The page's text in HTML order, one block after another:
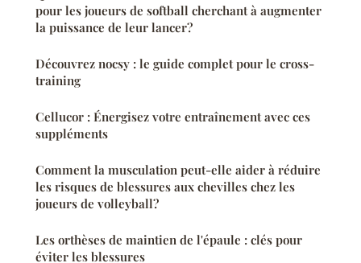
pour les joueurs de softball cherchant à augmenter
la puissance de leur lancer?
Découvrez nocsy : le guide complet pour le cross-
training
Cellucor : Énergisez votre entraînement avec ces
suppléments
Comment la musculation peut-elle aider à réduire
les risques de blessures aux chevilles chez les
joueurs de volleyball?
Les orthèses de maintien de l'épaule : clés pour
éviter les blessures